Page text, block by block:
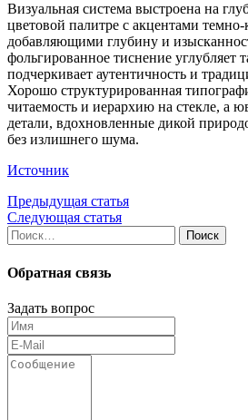
Визуальная система выстроена на
цветовой палитре с акцентами темно-
добавляющими глубину и
фольгированное тиснение углубляет
подчеркивает аутентичность и
Хорошо структурированная
читаемость и иерархию на стекле, а
детали, вдохновленные дикой
без излишнего шума.
Источник
Предыдущая статья
Следующая статья
Найти:
Обратная связь
Задать вопрос